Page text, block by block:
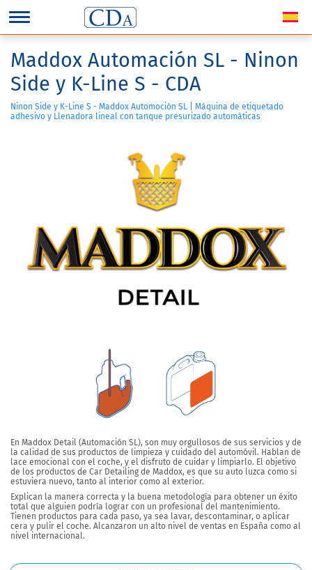
Maddox Automación SL - Ninon
Side y K-Line S - CDA
Ninon Side y K-Line S - Maddox Automoción SL | Máquina de etiquetado
adhesivo y Llenadora lineal con tanque presurizado automáticas
En Maddox Detail (Automación SL), son muy orgullosos de sus servicios y de
la calidad de sus productos de limpieza y cuidado del automóvil. Hablan de
lace emocional con el coche, y el disfruto de cuidar y limpiarlo. El objetivo
de los productos de Car Detailing de Maddox, es que su auto luzca como si
estuviera nuevo, tanto al interior como al exterior.
Explican la manera correcta y la buena metodología para obtener un éxito
total que alguien podría lograr con un profesional del mantenimiento.
Tienen productos para cada paso, ya sea lavar, descontaminar, o aplicar
cera y pulir el coche. Alcanzaron un alto nivel de ventas en España como al
nivel internacional.